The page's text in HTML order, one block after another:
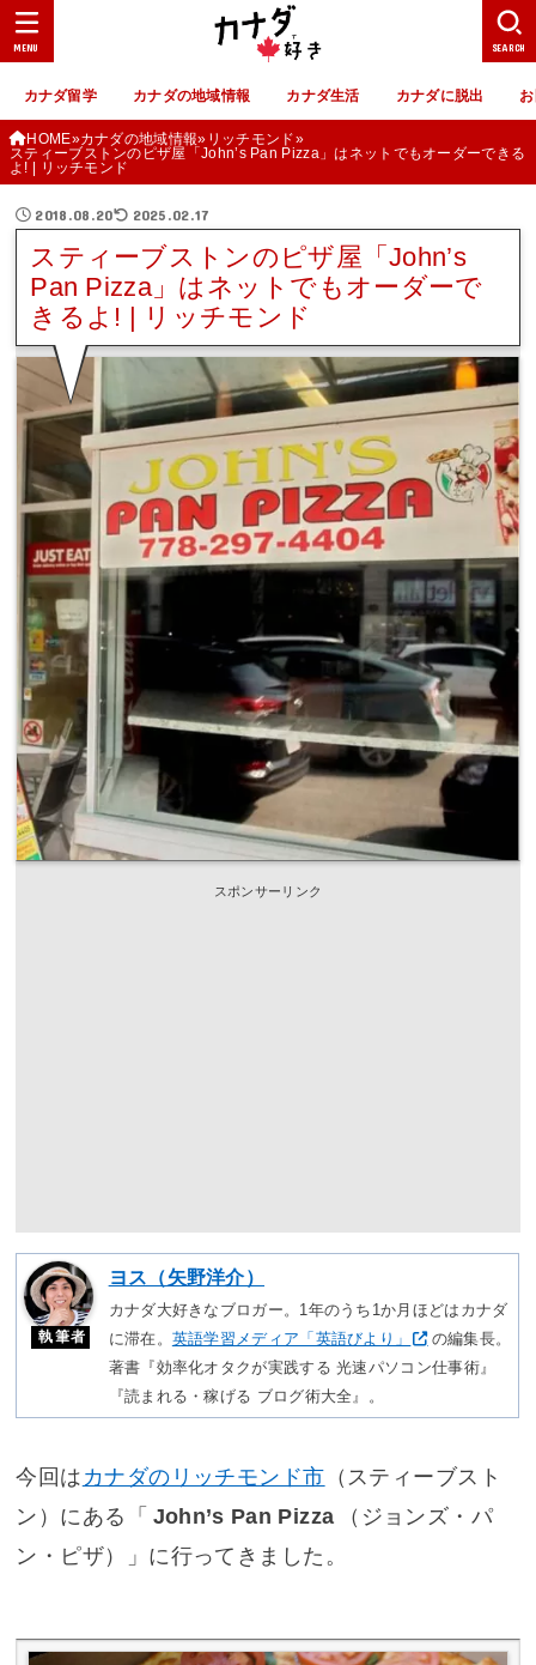
カナダ留学 カナダの地域情報 カナダ生活 カナダに脱出
SEARCH
MENU
HOME カナダの地域情報
リッチモンド
スティーブストンのピザ屋「John’s Pan Pizza」はネットでもオーダーできる
よ! | リッチモンド
2018.08.20 2025.02.17
スティーブストンのピザ屋「John’s
Pan Pizza」はネットでもオーダーで
きるよ! | リッチモンド
スポンサーリンク
執筆者
ヨス（矢野洋介）
カナダ大好きなブロガー。1年のうち1か月ほどはカナダ
に滞在。 英語学習メディア「英語びより」
の編集長。
著書『効率化オタクが実践する 光速パソコン仕事術』
『読まれる・稼げる ブログ術大全』。
今回は カナダのリッチモンド市 （スティーブスト
ン）にある「 John’s Pan Pizza
（ジョンズ・パ
ン・ピザ）」に行ってきました。